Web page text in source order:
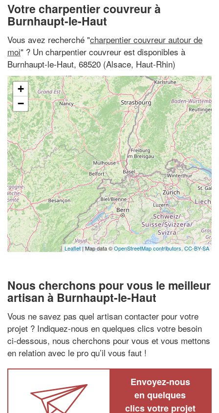
Votre charpentier couvreur à
Burnhaupt-le-Haut
Vous avez recherché "charpentier couvreur autour de
moi" ? Un charpentier couvreur est disponibles à
Burnhaupt-le-Haut, 68520 (Alsace, Haut-Rhin)
+
−
Leaflet | Map data ©OpenStreetMap contributors,CC-BY-SA
Nous cherchons pour vous le meilleur
artisan à Burnhaupt-le-Haut
Vous ne savez pas quel artisan contacter pour votre
projet ? Indiquez-nous en quelques clics votre besoin
ci-dessous, nous cherchons pour vous et vous mettons
en relation avec le pro qu’il vous faut !
Envoyez-nous
en quelques
clics votre projet